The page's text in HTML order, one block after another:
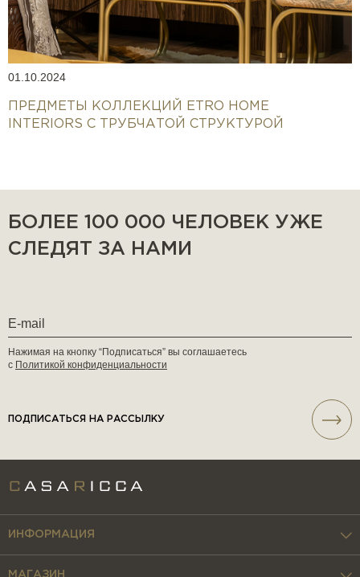
01.10.2024
ПРЕДМЕТЫ КОЛЛЕКЦИЙ ETRO HOME
INTERIORS С ТРУБЧАТОЙ СТРУКТУРОЙ
БОЛЕЕ 100 000 ЧЕЛОВЕК УЖЕ
СЛЕДЯТ ЗА НАМИ
Нажимая на кнопку “Подписаться” вы соглашаетесь
с Политикой конфиденциальности
ПОДПИСАТЬСЯ НА РАССЫЛКУ
ИНФОРМАЦИЯ
МАГАЗИН